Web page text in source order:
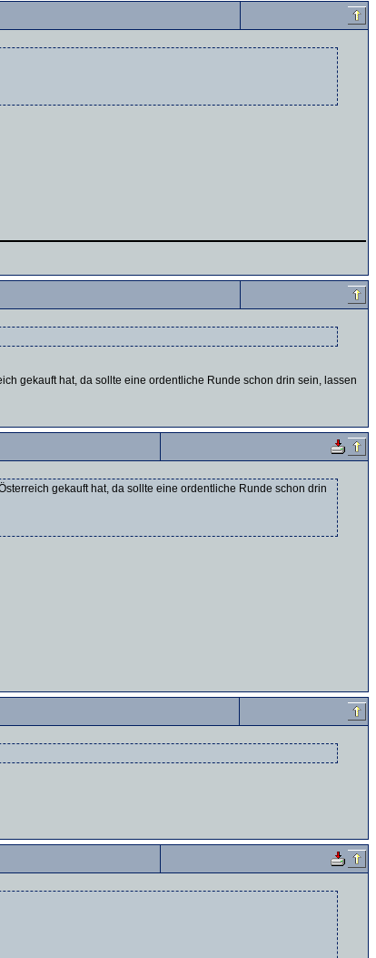
gekauft hat, da sollte eine ordentliche Runde schon drin sein, lassen
gekauft hat, da sollte eine ordentliche Runde schon drin